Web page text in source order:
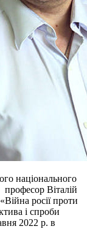
національного
професор Віталій
росії проти
і спроби
2022 р. в